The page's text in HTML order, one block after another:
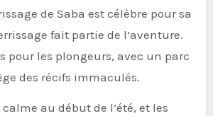
de Saba est célèbre pour sa
fait partie de l’aventure.
pour les plongeurs, avec un parc
des récifs immaculés.
au début de l’été, et les